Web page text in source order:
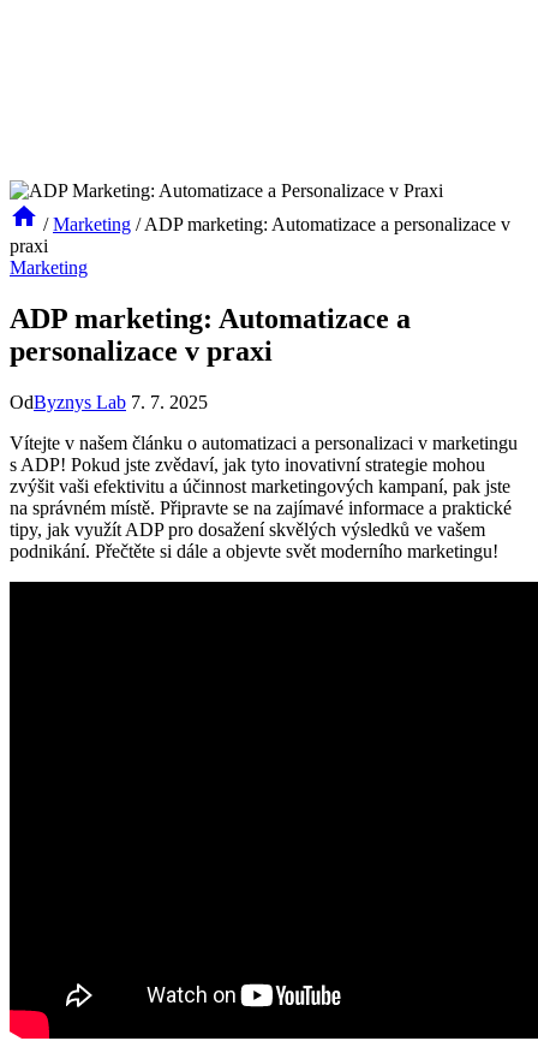
/ Marketing / ADP marketing: Automatizace a personalizace v
praxi
Marketing
ADP marketing: Automatizace a
personalizace v praxi
OdByznys Lab 7. 7. 2025
Vítejte v‍ našem článku​ o automatizaci a personalizaci v marketingu
s ADP! Pokud jste zvědaví, jak tyto inovativní strategie mohou⁤
zvýšit vaši efektivitu a účinnost marketingových kampaní, pak jste
na správném místě. Připravte se na zajímavé informace a praktické
tipy,​ jak ​využít⁢ ADP‍ pro dosažení skvělých výsledků ve ‍vašem
podnikání. Přečtěte si dále a objevte ⁢svět moderního⁣ marketingu!